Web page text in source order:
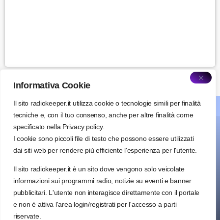
Informativa Cookie
Il sito radiokeeper.it utilizza cookie o tecnologie simili per finalità
tecniche e, con il tuo consenso, anche per altre finalità come
specificato nella Privacy policy.
I cookie sono piccoli file di testo che possono essere utilizzati
dai siti web per rendere più efficiente l'esperienza per l'utente.
Il sito radiokeeper.it è un sito dove vengono solo veicolate
informazioni sui programmi radio, notizie su eventi e banner
pubblicitari. L'utente non interagisce direttamente con il portale
e non è attiva l'area login/registrati per l'accesso a parti
riservate.
about radiokeeper
72028 Torre Santa Susanna (BR)
info@radiokeeper.it